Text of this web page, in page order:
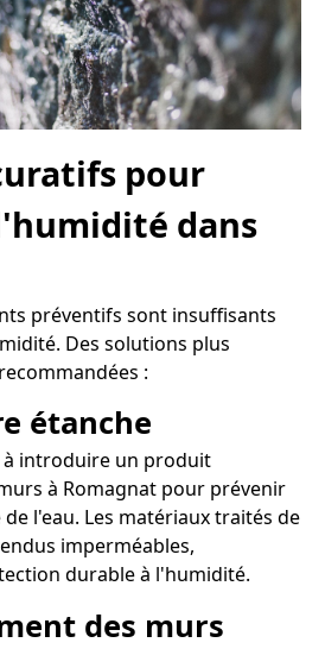
pour
dans
préventifs sont insuffisants
Des solutions plus
:
étanche
à introduire un produit
à Romagnat pour prévenir
l'eau. Les matériaux traités de
imperméables,
durable à l'humidité.
des murs